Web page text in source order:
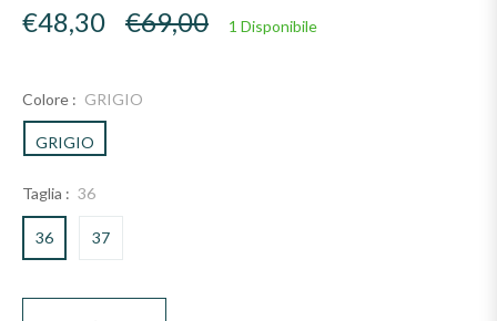
€48,30
Prezzo
di
€69,00 1 Disponibile
Colore : GRIGIO
GRIGIO
Taglia : 36
36 37